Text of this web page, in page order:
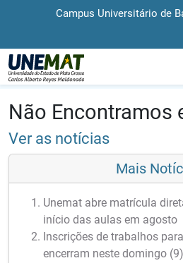
Campus Universitário de
Página Inicial
Não Encontramos
Ver as notícias
Mais
Unemat abre matrícula
início das aulas em agosto
Inscrições de trabalhos
encerram neste domingo (9)